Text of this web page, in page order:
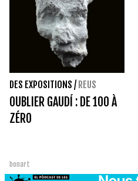
DES EXPOSITIONS / REUS
OUBLIER GAUDÍ : DE 100 À
ZÉRO
bonart